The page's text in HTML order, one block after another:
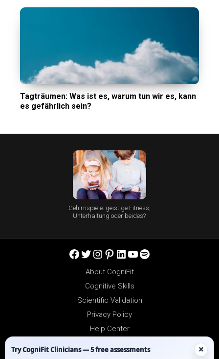
Tagträumen: Was ist es, warum tun wir es, kann
es gefährlich sein?
Gehirnspiele: geistige Fitness,
Unterhaltung oder beides?
Facebook
Twitter
Instagram
Pinterest
LinkedIn
YouTube
Spotify
About CogniFit
Cognitive Skills
Scientific Validation
Privacy Policy
Help Center
Try CogniFit Clinicians — 5 free assessments ×